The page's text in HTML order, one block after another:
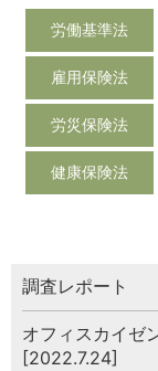
労働基準法
雇用保険法
労災保険法
健康保険法
調査レポート
オフィスカイゼ
[2022.7.24]